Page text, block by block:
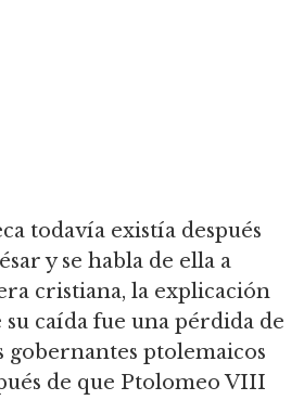
todavía existía después
y se habla de ella a
cristiana, la explicación
caída fue una pérdida de
ptolemaicos
de que Ptolomeo VIII